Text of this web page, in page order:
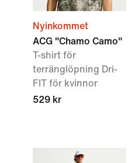
Nyinkommet
ACG "Chamo Camo"
T-shirt för
terränglöpning Dri-
FIT för kvinnor
529 kr